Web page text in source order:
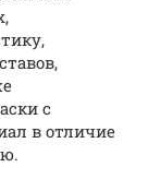
с
в отличие